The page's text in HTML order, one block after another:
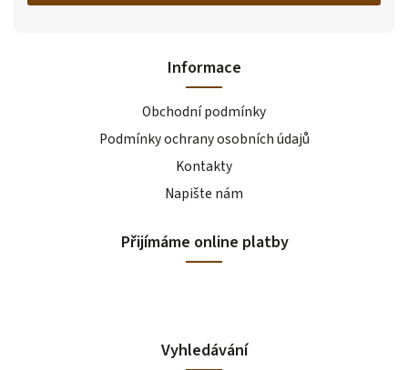
Informace
Obchodní podmínky
Podmínky ochrany osobních údajů
Kontakty
Napište nám
Přijímáme online platby
Vyhledávání